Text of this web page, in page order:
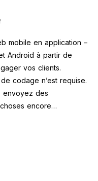
mobile en application –
Android à partir de
vos clients.
codage n’est requise.
envoyez des
encore…